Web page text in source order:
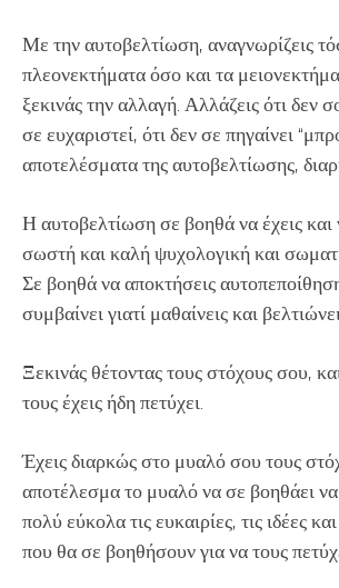
Με την αυτοβελτίωση, αναγνωρίζεις
πλεονεκτήματα όσο και τα
ξεκινάς την αλλαγή. Αλλάζεις ότι δεν
σε ευχαριστεί, ότι δεν σε πηγαίνει
αποτελέσματα της αυτοβελτίωσης,
Η αυτοβελτίωση σε βοηθά να έχεις και
σωστή και καλή ψυχολογική και
Σε βοηθά να αποκτήσεις
συμβαίνει γιατί μαθαίνεις και
Ξεκινάς θέτοντας τους στόχους σου,
τους έχεις ήδη πετύχει.
Έχεις διαρκώς στο μυαλό σου τους
αποτέλεσμα το μυαλό να σε βοηθάει να
πολύ εύκολα τις ευκαιρίες, τις ιδέες
που θα σε βοηθήσουν για να τους